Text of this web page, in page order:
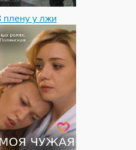
плену у лжи